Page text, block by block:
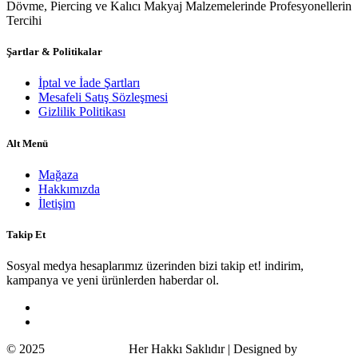
Dövme, Piercing ve Kalıcı Makyaj Malzemelerinde Profesyonellerin
Tercihi
Şartlar & Politikalar
İptal ve İade Şartları
Mesafeli Satış Sözleşmesi
Gizlilik Politikası
Alt Menü
Mağaza
Hakkımızda
İletişim
Takip Et
Sosyal medya hesaplarımız üzerinden bizi takip et! indirim,
kampanya ve yeni ürünlerden haberdar ol.
© 2025
Her Hakkı Saklıdır | Designed by